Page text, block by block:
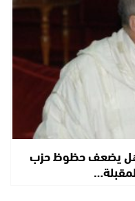
هل يضعف حظوظ حزب